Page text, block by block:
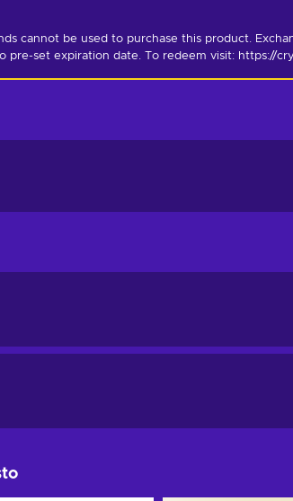
cannot be used to purchase this product.
pre-set expiration date. To redeem visit: https://